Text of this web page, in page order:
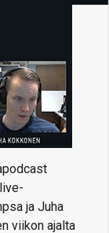
ja Juha
viikon ajalta